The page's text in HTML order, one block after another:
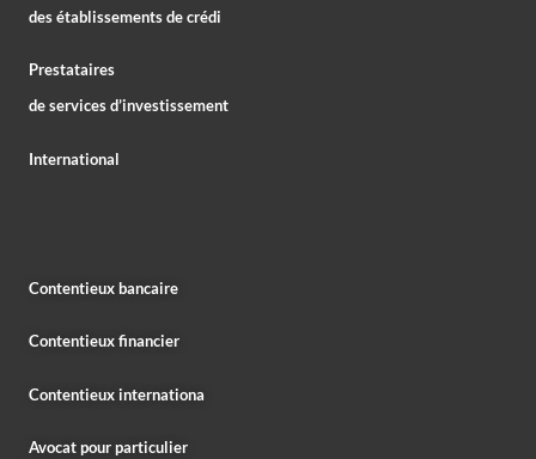
des établissements de crédi
Prestataires
de services d’investissement
International
Contentieux bancaire
Contentieux financier
Contentieux internationa
Avocat pour particulier